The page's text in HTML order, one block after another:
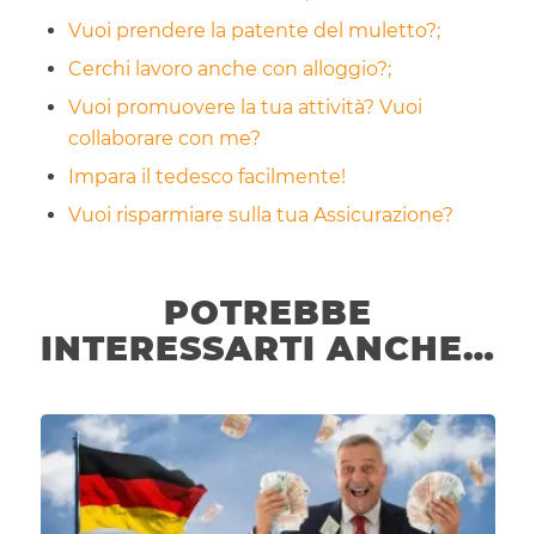
Vuoi prendere la patente del muletto?;
Cerchi lavoro anche con alloggio?;
Vuoi promuovere la tua attività? Vuoi
collaborare con me?
Impara il tedesco facilmente!
Vuoi risparmiare sulla tua Assicurazione?
POTREBBE
INTERESSARTI ANCHE…